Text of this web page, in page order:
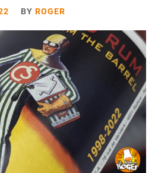
BY ROGER